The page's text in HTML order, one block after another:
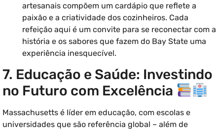
artesanais compõem um cardápio que reflete a
paixão e a criatividade dos cozinheiros. Cada
refeição aqui é um convite para se reconectar com a
história e os sabores que fazem do Bay State uma
experiência inesquecível.
7. Educação e Saúde: Investindo
no Futuro com Excelência
Massachusetts é líder em educação, com escolas e
universidades que são referência global – além de